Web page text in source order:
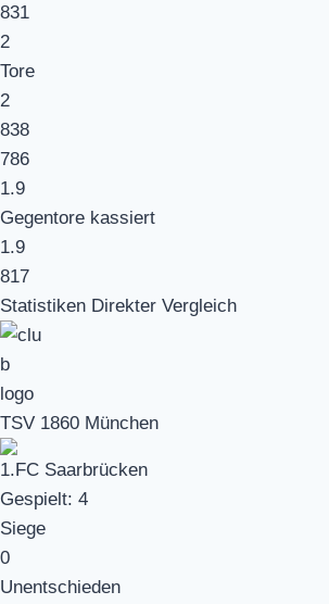
831
2
Tore
2
838
786
1.9
Gegentore kassiert
1.9
817
Statistiken Direkter Vergleich
TSV 1860 München
1.FC Saarbrücken
Gespielt: 4
Siege
0
Unentschieden